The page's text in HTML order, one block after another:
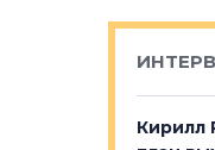
Кирилл